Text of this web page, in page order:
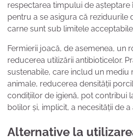
respectarea timpului de așteptare
pentru a se asigura că reziduurile
carne sunt sub limitele
Fermierii joacă, de asemenea, un
reducerea utilizării antibioticelor.
sustenabile, care includ un mediu
animale, reducerea densității
condițiilor de igienă, pot contribui
bolilor și, implicit, a necesității de
Alternative la